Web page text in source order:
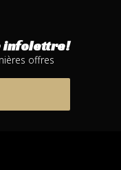
infolettre!
offres